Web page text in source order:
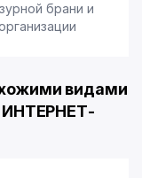
брани и
видами
ИНТЕРНЕТ-